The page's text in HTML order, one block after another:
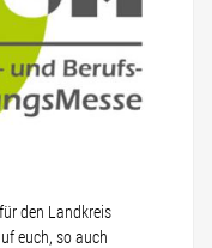
den Landkreis
euch, so auch